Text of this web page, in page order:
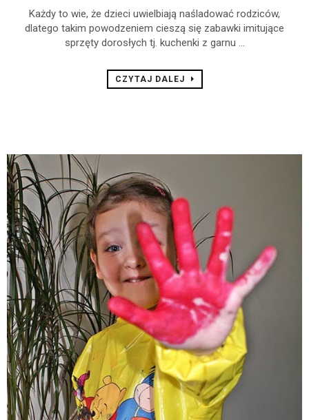
Każdy to wie, że dzieci uwielbiają naśladować rodziców,
dlatego takim powodzeniem cieszą się zabawki imitujące
sprzęty dorosłych tj. kuchenki z garnu ...
CZYTAJ DALEJ